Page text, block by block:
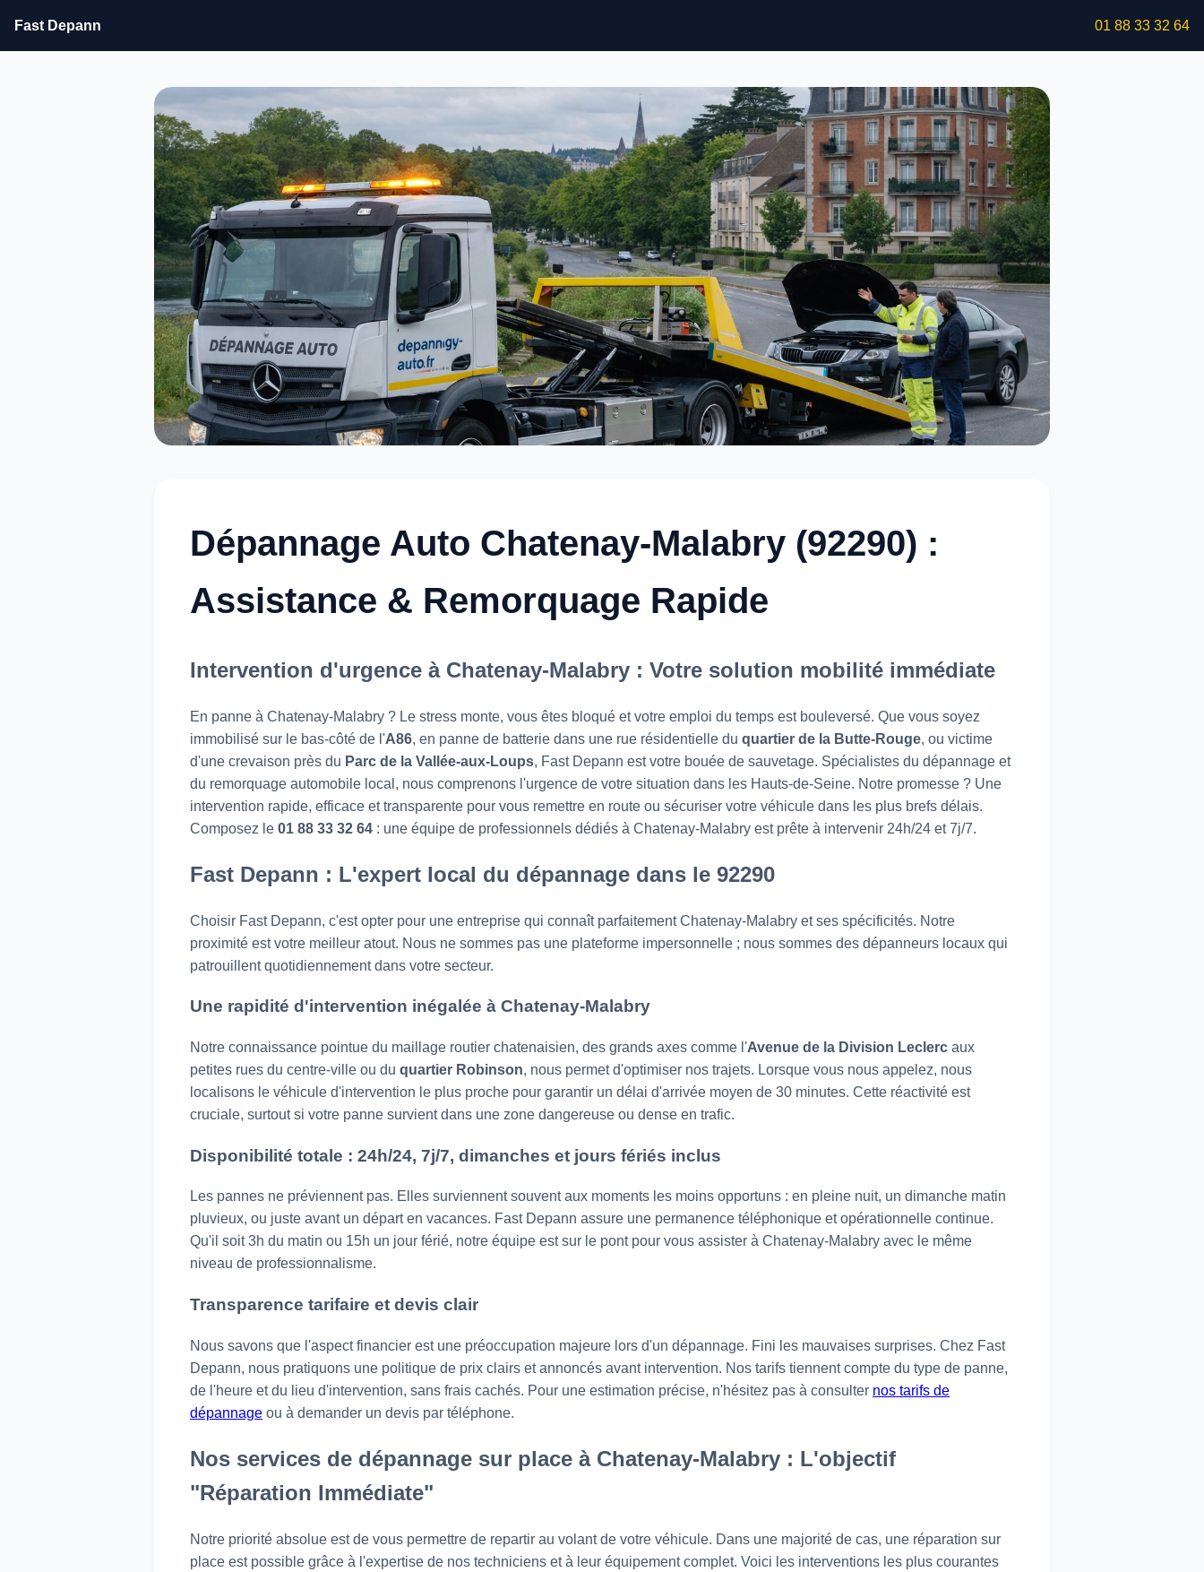
Fast Depann 01 88 33 32 64
Dépannage Auto Chatenay-Malabry (92290) :
Assistance & Remorquage Rapide
Intervention d'urgence à Chatenay-Malabry : Votre solution mobilité immédiate
En panne à Chatenay-Malabry ? Le stress monte, vous êtes bloqué et votre emploi du temps est bouleversé. Que vous soyez
immobilisé sur le bas-côté de l'A86, en panne de batterie dans une rue résidentielle du quartier de la Butte-Rouge, ou victime
d'une crevaison près du Parc de la Vallée-aux-Loups, Fast Depann est votre bouée de sauvetage. Spécialistes du dépannage et
du remorquage automobile local, nous comprenons l'urgence de votre situation dans les Hauts-de-Seine. Notre promesse ? Une
intervention rapide, efficace et transparente pour vous remettre en route ou sécuriser votre véhicule dans les plus brefs délais.
Composez le 01 88 33 32 64 : une équipe de professionnels dédiés à Chatenay-Malabry est prête à intervenir 24h/24 et 7j/7.
Fast Depann : L'expert local du dépannage dans le 92290
Choisir Fast Depann, c'est opter pour une entreprise qui connaît parfaitement Chatenay-Malabry et ses spécificités. Notre
proximité est votre meilleur atout. Nous ne sommes pas une plateforme impersonnelle ; nous sommes des dépanneurs locaux qui
patrouillent quotidiennement dans votre secteur.
Une rapidité d'intervention inégalée à Chatenay-Malabry
Notre connaissance pointue du maillage routier chatenaisien, des grands axes comme l'Avenue de la Division Leclerc aux
petites rues du centre-ville ou du quartier Robinson, nous permet d'optimiser nos trajets. Lorsque vous nous appelez, nous
localisons le véhicule d'intervention le plus proche pour garantir un délai d'arrivée moyen de 30 minutes. Cette réactivité est
cruciale, surtout si votre panne survient dans une zone dangereuse ou dense en trafic.
Disponibilité totale : 24h/24, 7j/7, dimanches et jours fériés inclus
Les pannes ne préviennent pas. Elles surviennent souvent aux moments les moins opportuns : en pleine nuit, un dimanche matin
pluvieux, ou juste avant un départ en vacances. Fast Depann assure une permanence téléphonique et opérationnelle continue.
Qu'il soit 3h du matin ou 15h un jour férié, notre équipe est sur le pont pour vous assister à Chatenay-Malabry avec le même
niveau de professionnalisme.
Transparence tarifaire et devis clair
Nous savons que l'aspect financier est une préoccupation majeure lors d'un dépannage. Fini les mauvaises surprises. Chez Fast
Depann, nous pratiquons une politique de prix clairs et annoncés avant intervention. Nos tarifs tiennent compte du type de panne,
de l'heure et du lieu d'intervention, sans frais cachés. Pour une estimation précise, n'hésitez pas à consulter nos tarifs de
dépannage ou à demander un devis par téléphone.
Nos services de dépannage sur place à Chatenay-Malabry : L'objectif
"Réparation Immédiate"
Notre priorité absolue est de vous permettre de repartir au volant de votre véhicule. Dans une majorité de cas, une réparation sur
place est possible grâce à l'expertise de nos techniciens et à leur équipement complet. Voici les interventions les plus courantes